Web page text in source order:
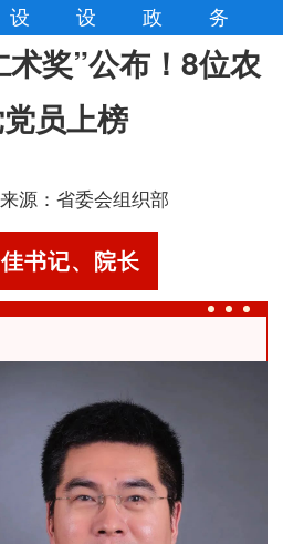
设
设
政
务
奖”公布！8位农
员上榜
来源：省委会组织部
书记、院长